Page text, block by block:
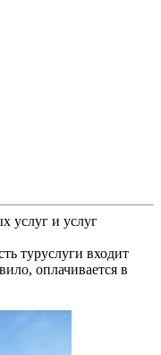
услуг и услуг
туруслуги входит
оплачивается в